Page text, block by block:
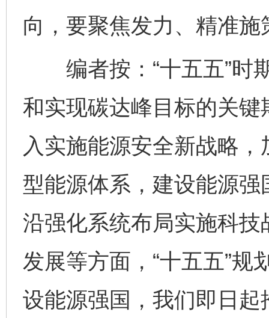
向，要聚焦发力、精准
编者按：“十五五”时
和实现碳达峰目标的关键
入实施能源安全新战略
型能源体系，建设能源强
沿强化系统布局实施科
发展等方面，“十五五”
设能源强国，我们即日起